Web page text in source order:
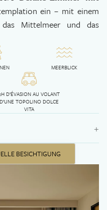
ein – mit einem
Mittelmeer und das
MEERBLICK
D’ÉVASION AU VOLANT
D’UNE TOPOLINO DOLCE
VITA
+
BESICHTIGUNG
*****
01 09 30
42 01 01 05
42 01 63 04
cassis.com
Loup Bar